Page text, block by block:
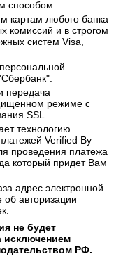
способом.
картам любого банка
комиссий и в строгом
систем Visa,
передача
режиме с
SSL.
технологию
Verified By
проведения платежа
который придет Вам
адрес электронной
авторизации
не будет
исключением
РФ.